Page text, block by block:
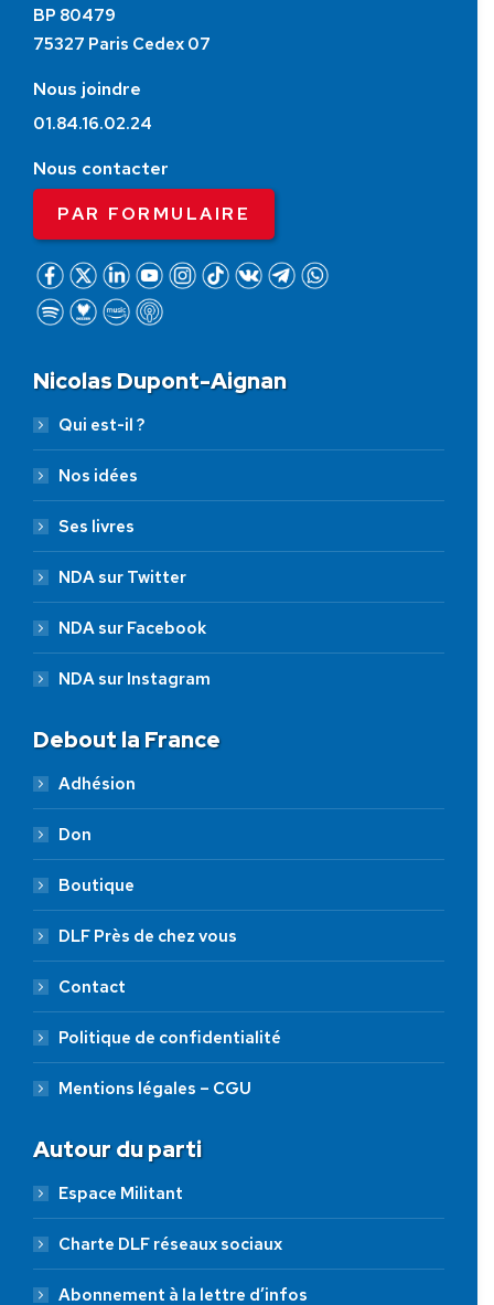
BP 80479
75327 Paris Cedex 07
Nous joindre
01.84.16.02.24
Nous contacter
PAR FORMULAIRE
Nicolas Dupont-Aignan
Qui est-il ?
Nos idées
Ses livres
NDA sur Twitter
NDA sur Facebook
NDA sur Instagram
Debout la France
Adhésion
Don
Boutique
DLF Près de chez vous
Contact
Politique de confidentialité
Mentions légales – CGU
Autour du parti
Espace Militant
Charte DLF réseaux sociaux
Abonnement à la lettre d’infos